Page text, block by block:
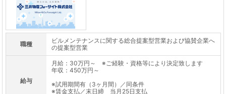
職種
ビルメンテナンスに関する総合提案型営業および協賛企業へ
の提案型営業
給与
月給：30万円～ ※ご経験・資格等により決定致します
年収：450万円～
※試用期間有（3ヶ月間）／同条件
※賃金支払／末日締 当月25日支払